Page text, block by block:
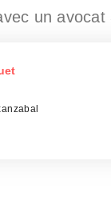
un avocat